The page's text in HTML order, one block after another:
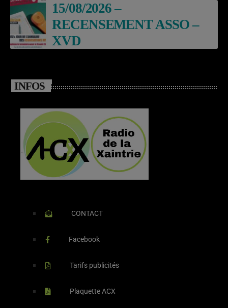
15/08/2026 –
RECENSEMENT ASSO –
XVD
INFOS
CONTACT
Facebook
Tarifs publicités
Plaquette ACX